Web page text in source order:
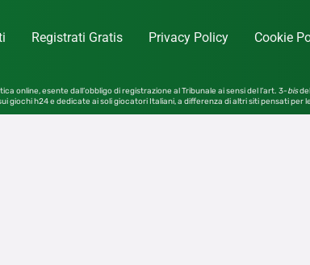
Registrati Gratis Privacy Policy Cookie
online, esente dall’obbligo di registrazione al Tribunale ai sensi del l’art. 3-bis
giochi h24 e dedicate ai soli giocatori Italiani, a differenza di altri siti pensati per